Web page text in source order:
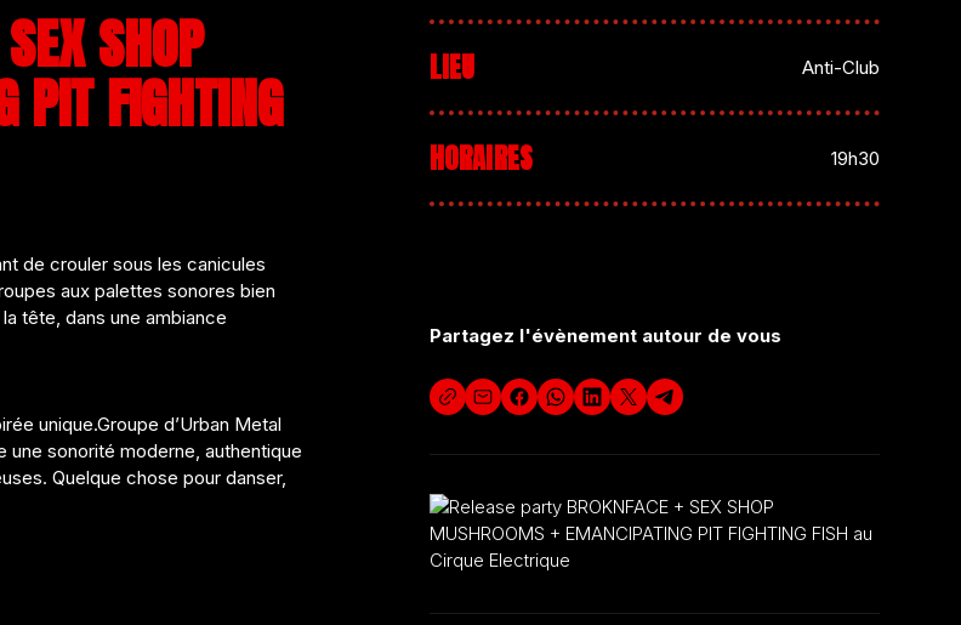
SHOP
PIT FIGHTING
de crouler sous les canicules
aux palettes sonores bien
tête, dans une ambiance
unique.Groupe d’Urban Metal
une sonorité moderne, authentique
Quelque chose pour danser,
LIEU Anti-Club
HORAIRES 19h30
Partagez l'évènement autour de vous